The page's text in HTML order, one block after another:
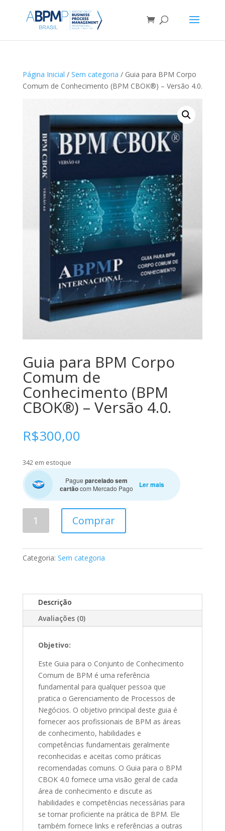
Página Inicial / Sem categoria / Guia para BPM Corpo
Comum de Conhecimento (BPM CBOK®) – Versão 4.0.
Guia para BPM Corpo
Comum de
Conhecimento (BPM
CBOK®) – Versão 4.0.
R$300,00
342 em estoque
Pague parcelado sem
cartãocom Mercado Pago Ler mais
para
Corpo
Comum
(BPM
CBOK®)
Versão
Comprar
Categoria: Sem categoria
Descrição
Avaliações (0)
Objetivo:
Este Guia para o Conjunto de Conhecimento
Comum de BPM é uma referência
fundamental para qualquer pessoa que
pratica o Gerenciamento de Processos de
Negócios. O objetivo principal deste guia é
fornecer aos profissionais de BPM as áreas
de conhecimento, habilidades e
competências fundamentais geralmente
reconhecidas e aceitas como práticas
recomendadas comuns. O Guia para o BPM
CBOK 4.0 fornece uma visão geral de cada
área de conhecimento e discute as
habilidades e competências necessárias para
se tornar proficiente na prática de BPM. Ele
também fornece links e referências a outras